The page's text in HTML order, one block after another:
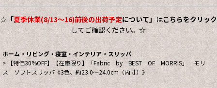
☆「夏季休業(8/13～16)前後の出荷予定について」はこちらをクリック
してご確認ください。☆
ホーム > リビング・寝室・インテリア >スリッパ
>
【特価30%OFF】【在庫限り】「Fabric by BEST OF MORRIS」 モリ
ス ソフトスリッパ《3色、約23.0〜24.0cm（内寸）》